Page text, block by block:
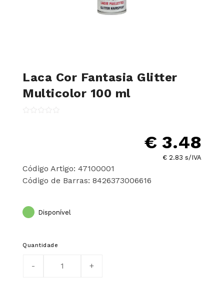
Laca Cor Fantasia Glitter
Multicolor 100 ml
€ 3.48
€ 2.83 s/IVA
Código Artigo: 47100001
Código de Barras: 8426373006616
Disponível
Quantidade